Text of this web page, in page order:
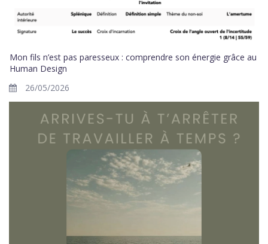
Mon fils n’est pas paresseux : comprendre son énergie grâce au
Human Design
26/05/2026